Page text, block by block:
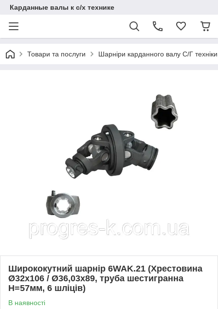
Карданные валы к с/х технике
Товари та послуги Шарніри карданного валу С/Г техніки
Ширококутний шарнір 6WAK.21 (Хрестовина
Ø32х106 / Ø36,03х89, труба шестигранна
Н=57мм, 6 шліців)
В наявності